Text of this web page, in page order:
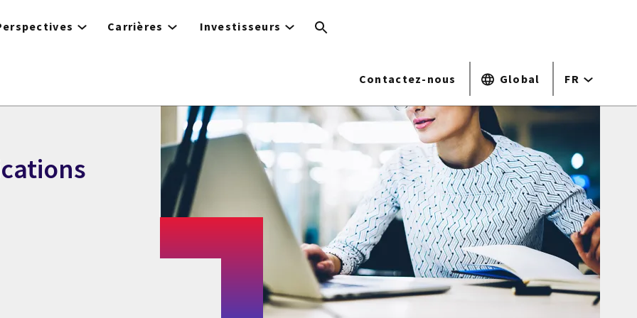
Carrières Investisseurs
Contactez-nous Global FR